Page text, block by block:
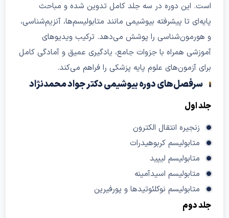
است. این دوره در سه جلد کامل تدوین شده و مباحث
پایه‌ای تا پیشرفته بیوشیمی مانند متابولیسم‌ها، آنزیم‌شناسی،
و هورمون‌شناسی را پوشش می‌دهد. ترکیب ویدیوهای
آموزشی همراه با جزوات جامع، یادگیری عمیق و آمادگی کامل
برای آزمون‌های علوم پایه پزشکی را فراهم می‌کند.
سرفصل‌های دوره بیوشیمی دکتر جواد محمدنژاد
جلد اول
زنجیره انتقال الکترون
متابولیسم کربوهیدرات
متابولیسم لیپید
متابولیسم اسیدآمینه
متابولیسم نوکلئوتیدها و پورفیرین
جلد دوم